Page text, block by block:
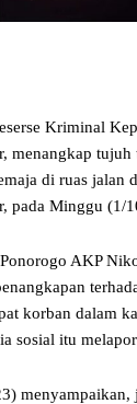
Kriminal
menangkap tujuh
di ruas jalan
pada Minggu (1/
AKP
korban dalam
sosial itu
menyampaikan,